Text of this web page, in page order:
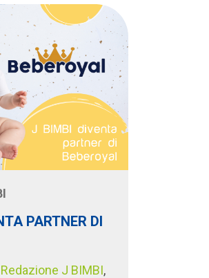
PARTNER DI
Redazione J BIMBI,